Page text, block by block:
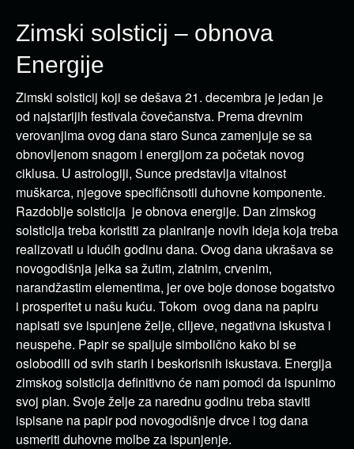
Zimski solsticij – obnova
Energije
Zimski solsticij koji se dešava 21. decembra je jedan je
od najstarijih festivala čovečanstva. Prema drevnim
verovanjima ovog dana staro Sunca zamenjuje se sa
obnovljenom snagom i energijom za početak novog
ciklusa. U astrologiji, Sunce predstavlja vitalnost
muškarca, njegove specifičnsotii duhovne komponente.
Razdoblje solsticija je obnova energije. Dan zimskog
solsticija treba koristiti za planiranje novih ideja koja treba
realizovati u idućih godinu dana. Ovog dana ukrašava se
novogodišnja jelka sa žutim, zlatnim, crvenim,
narandžastim elementima, jer ove boje donose bogatstvo
i prosperitet u našu kuću. Tokom ovog dana na papiru
napisati sve ispunjene želje, ciljeve, negativna iskustva i
neuspehe. Papir se spaljuje simbolično kako bi se
oslobodili od svih starih i beskorisnih iskustava. Energija
zimskog solsticija definitivno će nam pomoći da ispunimo
svoj plan. Svoje želje za narednu godinu treba staviti
ispisane na papir pod novogodišnje drvce i tog dana
usmeriti duhovne molbe za ispunjenje.